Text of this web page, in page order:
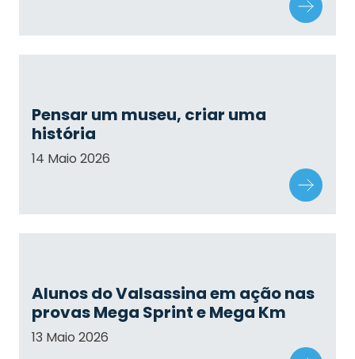
Pensar um museu, criar uma
história
14 Maio 2026
Alunos do Valsassina em ação nas
provas Mega Sprint e Mega Km
13 Maio 2026